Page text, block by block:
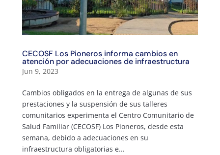
CECOSF Los Pioneros informa cambios en
atención por adecuaciones de infraestructura
Jun 9, 2023
Cambios obligados en la entrega de algunas de sus
prestaciones y la suspensión de sus talleres
comunitarios experimenta el Centro Comunitario de
Salud Familiar (CECOSF) Los Pioneros, desde esta
semana, debido a adecuaciones en su
infraestructura obligatorias e...